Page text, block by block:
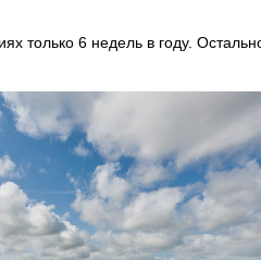
только 6 недель в году.